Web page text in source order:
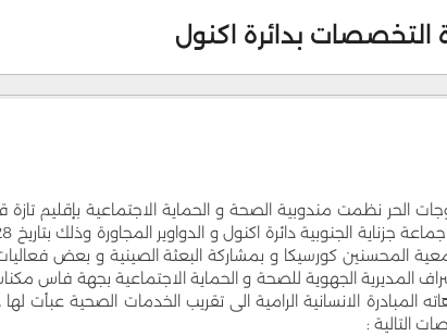
التخصصات بدائرة اكنول
الحر نظمت مندوبية الصحة و الحماية الاجتماعية بإقليم
المحسنين كورسيكا و بمشاركة البعثة الصينية و بعض
الانسانية الرامية الى تقريب الخدمات الصحية عبأت لها
التالية :